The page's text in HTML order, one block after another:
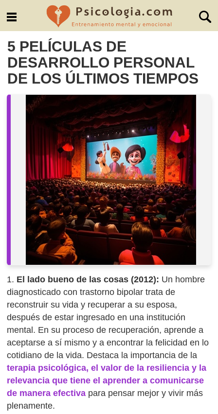
5 PELÍCULAS DE
DESARROLLO PERSONAL
DE LOS ÚLTIMOS TIEMPOS
1. El lado bueno de las cosas (2012): Un hombre
diagnosticado con trastorno bipolar trata de
reconstruir su vida y recuperar a su esposa,
después de estar ingresado en una institución
mental. En su proceso de recuperación, aprende a
aceptarse a sí mismo y a encontrar la felicidad en lo
cotidiano de la vida. Destaca la importancia de la
terapia psicológica, el valor de la resiliencia y la
relevancia que tiene el aprender a comunicarse
de manera efectiva para pensar mejor y vivir más
plenamente.